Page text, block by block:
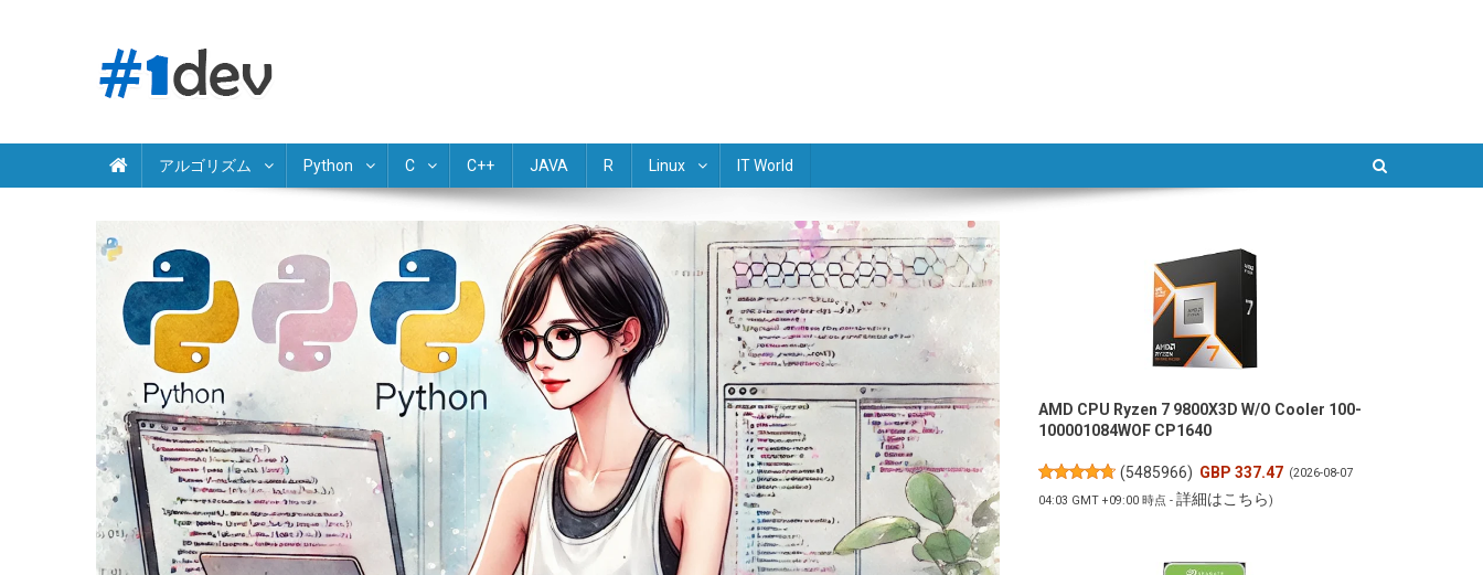
アルゴリズム Python C C++ JAVA R Linux IT World
AMD CPU Ryzen 7 9800X3D W/O Cooler 100-
100001084WOF CP1640
(5485966) GBP 337.47 (2026-08-07
04:03 GMT +09:00 時点 -詳細はこちら)